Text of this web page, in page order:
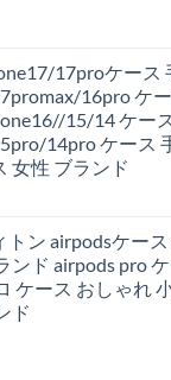
17proケース
16pro ケ
15/14 ケー
14pro ケース
女性 ブランド
トン airpodsケー
ンド airpods pro
ケース おしゃれ
ド